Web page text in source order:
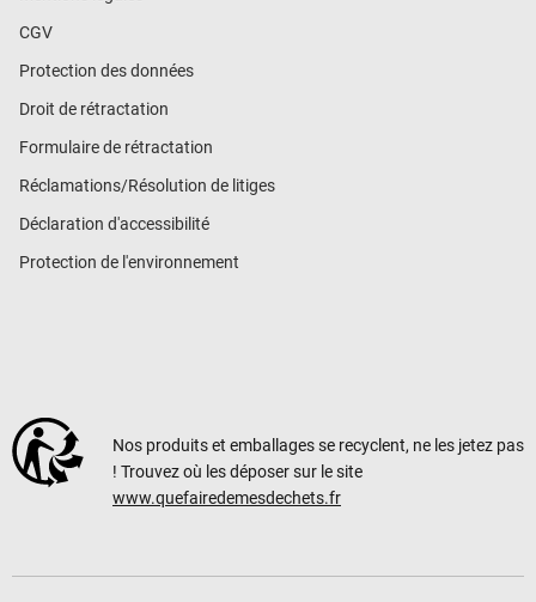
CGV
Protection des données
Droit de rétractation
Formulaire de rétractation
Réclamations/Résolution de litiges
Déclaration d'accessibilité
Protection de l'environnement
Nos produits et emballages se recyclent, ne les jetez pas
! Trouvez où les déposer sur le site
www.quefairedemesdechets.fr